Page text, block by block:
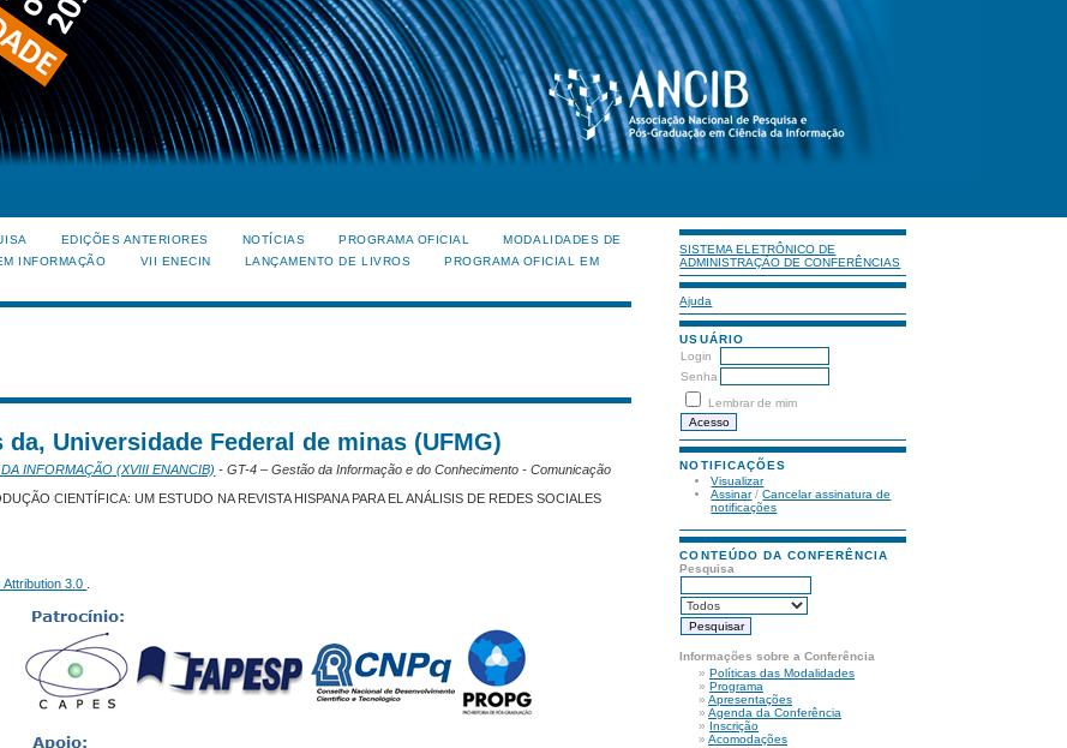
SISTEMA ELETRÔNICO DE
ADMINISTRAÇÃO DE CONFERÊNCIAS
Ajuda
USUÁRIO
Login
Senha
Lembrar de mim
NOTIFICAÇÕES
Visualizar
Assinar/Cancelar assinatura de
notificações
CONTEÚDO DA CONFERÊNCIA
Pesquisa
Informações sobre a Conferência
»Políticas das Modalidades
»Programa
»Apresentações
»Agenda da Conferência
» Inscrição
»Acomodações
EDIÇÕES ANTERIORES NOTÍCIAS PROGRAMA OFICIAL
MODALIDADES DE
INFORMAÇÃO VII ENECIN LANÇAMENTO DE LIVROS
PROGRAMA OFICIAL EM
Universidade Federal de minas (UFMG)
INFORMAÇÃO (XVIII ENANCIB) - GT-4 – Gestão da Informação e do Conhecimento - Comunicação
CIENTÍFICA: UM ESTUDO NA REVISTA HISPANA PARA EL ANÁLISIS DE REDES SOCIALES
Attribution 3.0